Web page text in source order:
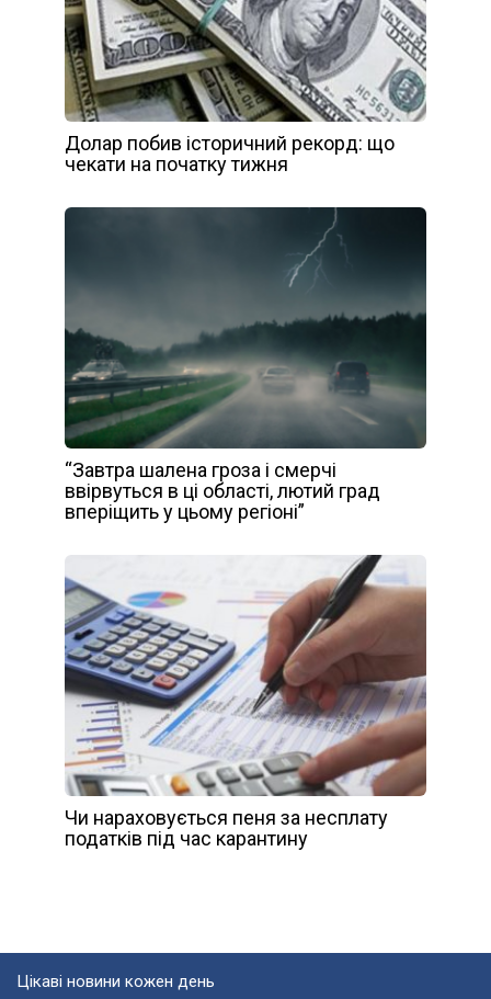
Долар побив історичний рекорд: що
чекати на початку тижня
“Завтра шалена гроза і смерчі
ввірвуться в ці області, лютий град
вперіщить у цьому регіоні”
Чи нараховується пеня за несплату
податків під час карантину
Цікаві новини кожен день